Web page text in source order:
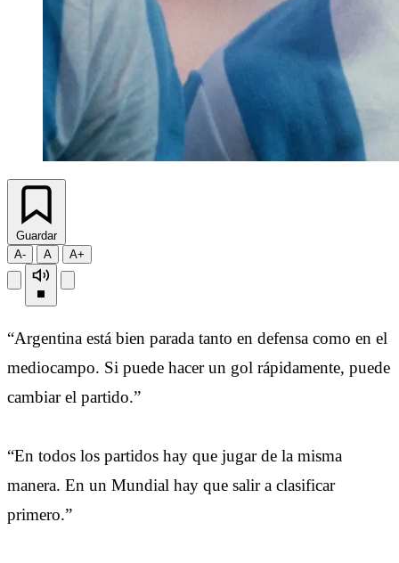
Guardar
A-
A A+
“Argentina está bien parada tanto en defensa como en el
mediocampo. Si puede hacer un gol rápidamente, puede
cambiar el partido.”
“En todos los partidos hay que jugar de la misma
manera. En un Mundial hay que salir a clasificar
primero.”